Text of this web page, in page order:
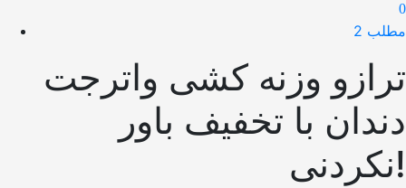
0
مطلب 2
ترازو وزنه کشی واترجت
دندان با تخفیف باور
نکردنی!